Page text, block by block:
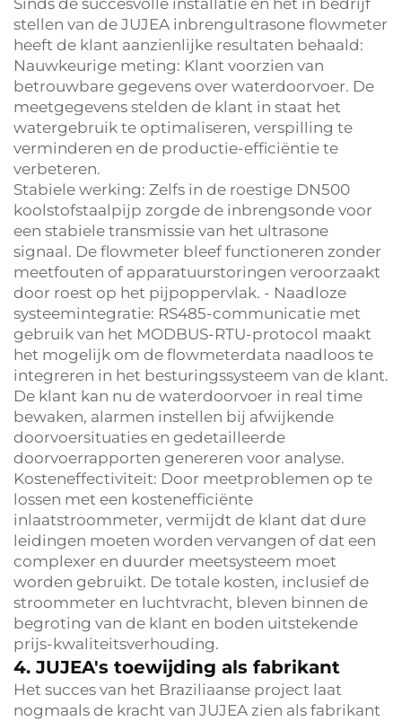
Sinds de succesvolle installatie en het in bedrijf
stellen van de JUJEA inbrengultrasone flowmeter
heeft de klant aanzienlijke resultaten behaald:
Nauwkeurige meting: Klant voorzien van
betrouwbare gegevens over waterdoorvoer. De
meetgegevens stelden de klant in staat het
watergebruik te optimaliseren, verspilling te
verminderen en de productie-efficiëntie te
verbeteren.
Stabiele werking: Zelfs in de roestige DN500
koolstofstaalpijp zorgde de inbrengsonde voor
een stabiele transmissie van het ultrasone
signaal. De flowmeter bleef functioneren zonder
meetfouten of apparatuurstoringen veroorzaakt
door roest op het pijpoppervlak. - Naadloze
systeemintegratie: RS485-communicatie met
gebruik van het MODBUS-RTU-protocol maakt
het mogelijk om de flowmeterdata naadloos te
integreren in het besturingssysteem van de klant.
De klant kan nu de waterdoorvoer in real time
bewaken, alarmen instellen bij afwijkende
doorvoersituaties en gedetailleerde
doorvoerrapporten genereren voor analyse.
Kosteneffectiviteit: Door meetproblemen op te
lossen met een kostenefficiënte
inlaatstroommeter, vermijdt de klant dat dure
leidingen moeten worden vervangen of dat een
complexer en duurder meetsysteem moet
worden gebruikt. De totale kosten, inclusief de
stroommeter en luchtvracht, bleven binnen de
begroting van de klant en boden uitstekende
prijs-kwaliteitsverhouding.
4. JUJEA's toewijding als fabrikant
Het succes van het Braziliaanse project laat
nogmaals de kracht van JUJEA zien als fabrikant